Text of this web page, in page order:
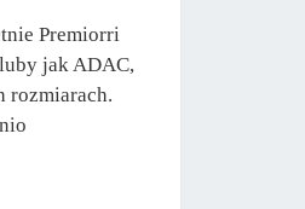
Premiorri
jak ADAC,
rozmiarach.